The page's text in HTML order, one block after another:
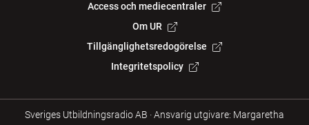
Access och mediecentraler
Om UR
Tillgänglighetsredogörelse
Integritetspolicy
Sveriges Utbildningsradio AB ·Ansvarig utgivare: Margaretha